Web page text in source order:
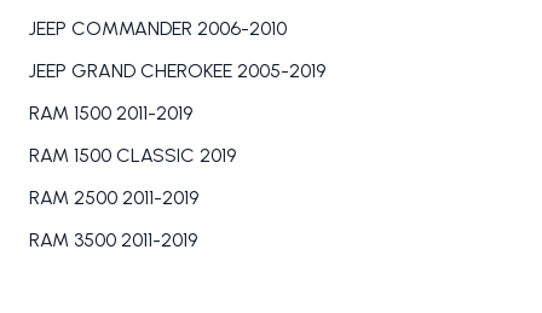
JEEP COMMANDER 2006-2010
JEEP GRAND CHEROKEE 2005-2019
RAM 1500 2011-2019
RAM 1500 CLASSIC 2019
RAM 2500 2011-2019
RAM 3500 2011-2019